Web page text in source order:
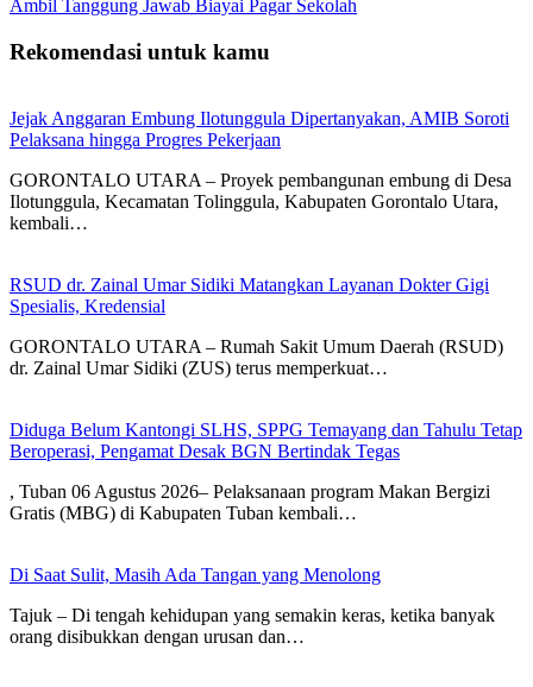
Ambil Tanggung Jawab Biayai Pagar Sekolah
Rekomendasi untuk kamu
Jejak Anggaran Embung Ilotunggula Dipertanyakan, AMIB Soroti
Pelaksana hingga Progres Pekerjaan
GORONTALO UTARA – Proyek pembangunan embung di Desa
Ilotunggula, Kecamatan Tolinggula, Kabupaten Gorontalo Utara,
kembali…
RSUD dr. Zainal Umar Sidiki Matangkan Layanan Dokter Gigi
Spesialis, Kredensial
GORONTALO UTARA – Rumah Sakit Umum Daerah (RSUD)
dr. Zainal Umar Sidiki (ZUS) terus memperkuat…
Diduga Belum Kantongi SLHS, SPPG Temayang dan Tahulu Tetap
Beroperasi, Pengamat Desak BGN Bertindak Tegas
, Tuban 06 Agustus 2026– Pelaksanaan program Makan Bergizi
Gratis (MBG) di Kabupaten Tuban kembali…
Di Saat Sulit, Masih Ada Tangan yang Menolong
Tajuk – Di tengah kehidupan yang semakin keras, ketika banyak
orang disibukkan dengan urusan dan…